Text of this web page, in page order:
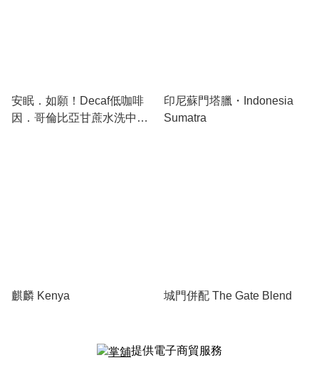
安眠．如願！Decaf低咖啡
因．哥倫比亞甘蔗水洗中深
印尼蘇門塔臘・Indonesia
Sumatra
麒麟 Kenya 城門併配 The Gate Blend
提供電子商貿服務